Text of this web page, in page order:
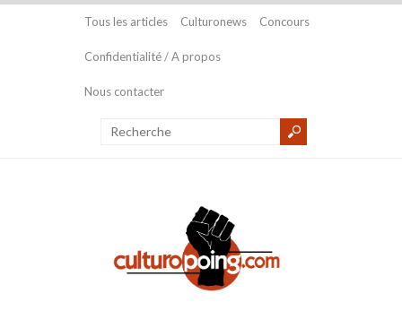
Tous les articles Culturonews Concours
Confidentialité / A propos
Nous contacter